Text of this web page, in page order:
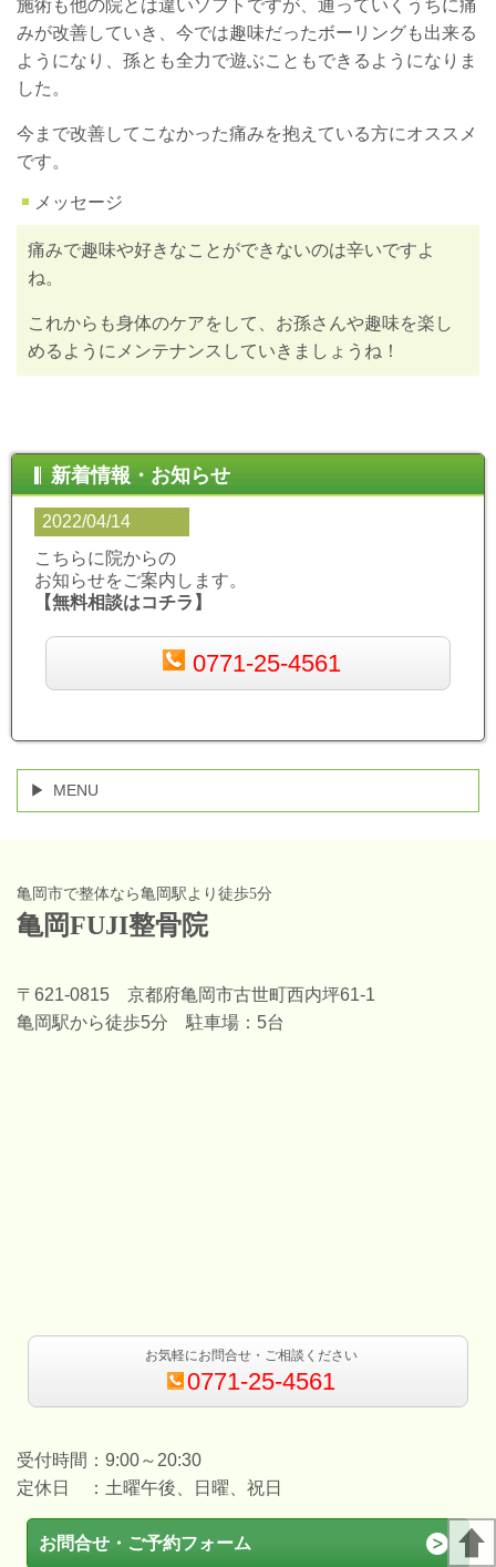
施術も他の院とは違いソフトですが、通っていくうちに痛
みが改善していき、今では趣味だったボーリングも出来る
ようになり、孫とも全力で遊ぶこともできるようになりま
した。
今まで改善してこなかった痛みを抱えている方にオススメ
です。
メッセージ
痛みで趣味や好きなことができないのは辛いですよ
ね。
これからも身体のケアをして、お孫さんや趣味を楽し
めるようにメンテナンスしていきましょうね！
新着情報・お知らせ
2022/04/14
こちらに院からの
お知らせをご案内します。
【無料相談はコチラ】
0771-25-4561
MENU
亀岡市で整体なら亀岡駅より徒歩5分
亀岡FUJI整骨院
〒621-0815 京都府亀岡市古世町西内坪61-1
亀岡駅から徒歩5分 駐車場：5台
お気軽にお問合せ・ご相談ください
0771-25-4561
受付時間：9:00～20:30
定休日 ：土曜午後、日曜、祝日
お問合せ・ご予約フォーム